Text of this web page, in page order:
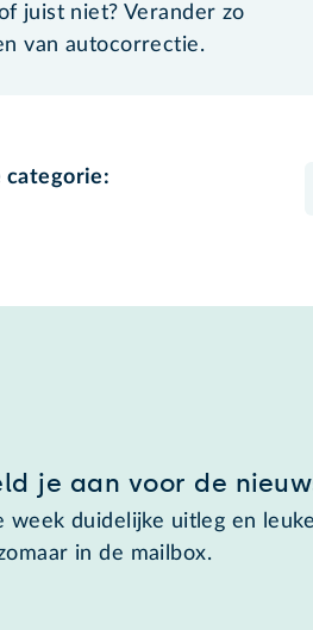
juist niet? Verander zo
van autocorrectie.
categorie:
je aan voor de
week duidelijke uitleg en
in de mailbox.